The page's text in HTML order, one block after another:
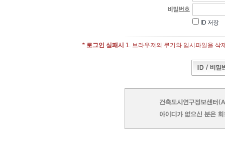
ID 저장
* 로그인 실패시 1. 브라우져의 쿠기와 임시파일을 삭